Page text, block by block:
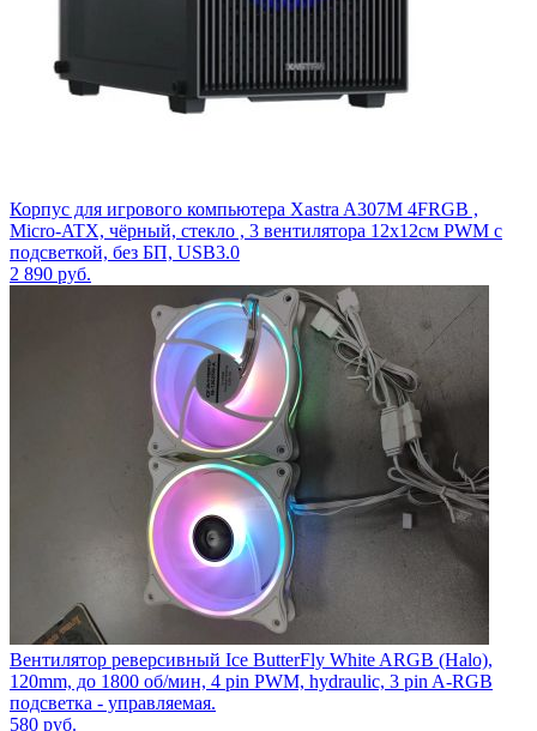
Корпус для игрового компьютера Xastra A307M 4FRGB ,
Micro-ATX, чёрный, стекло , 3 вентилятора 12x12см PWM с
подсветкой, без БП, USB3.0
2 890 руб.
Вентилятор реверсивный Ice ButterFly White ARGB (Halo),
120mm, до 1800 об/мин, 4 pin PWM, hydraulic, 3 pin A-RGB
подсветка - управляемая.
580 руб.